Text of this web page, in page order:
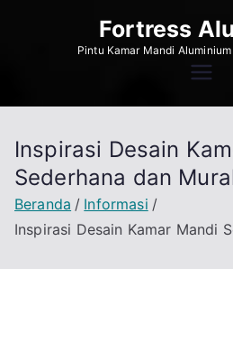
Fortress
Pintu Kamar Mandi
Inspirasi Desain
Sederhana dan
Beranda
Informasi
Inspirasi Desain Kamar Mandi